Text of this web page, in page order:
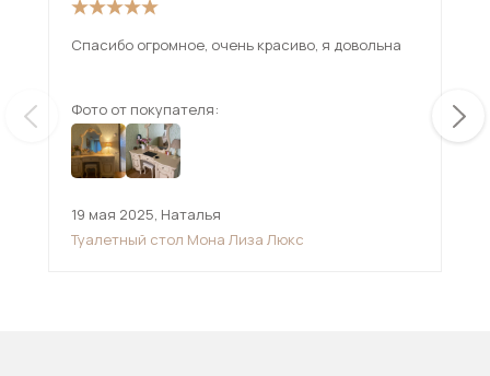
Спасибо огромное, очень красиво, я довольна
Фото от покупателя:
19 мая 2025, Наталья
Туалетный стол Мона Лиза Люкс